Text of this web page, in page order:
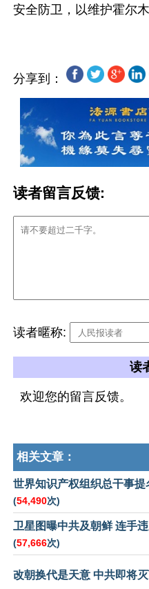
分享到：
读者留言反馈:
读者暱称:
读
欢迎您的留言反馈。
相关文章：
世界知识产权组织总干事
(54,490次)
卫星图曝中共及朝鲜 连手
(57,666次)
改朝换代是天意 中共即将